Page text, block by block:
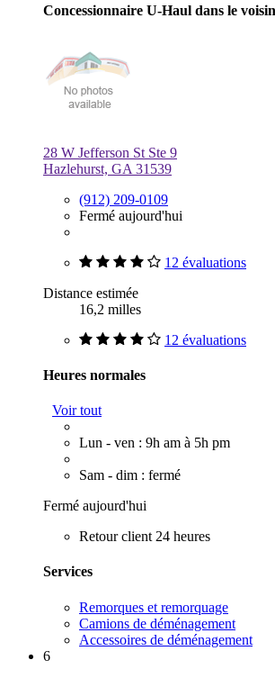
Concessionnaire U-Haul dans le
28 W Jefferson St Ste 9
Hazlehurst, GA 31539
(912) 209-0109
Fermé aujourd'hui
12 évaluations
Distance estimée
16,2 milles
12 évaluations
Heures normales
Voir tout
Lun - ven : 9h am à 5h pm
Sam - dim : fermé
Fermé aujourd'hui
Retour client 24 heures
Services
Remorques et remorquage
Camions de déménagement
Accessoires de déménagement
6